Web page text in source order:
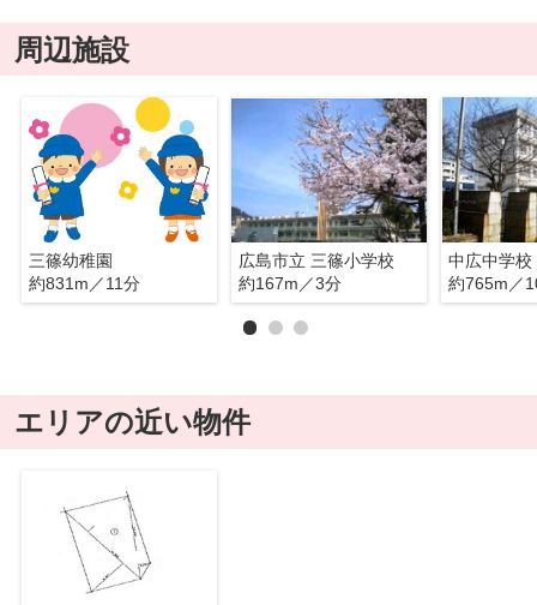
周辺施設
三篠幼稚園
約831m／11分
広島市立 三篠小学校
約167m／3分
中広中学校
約765m／
エリアの近い物件